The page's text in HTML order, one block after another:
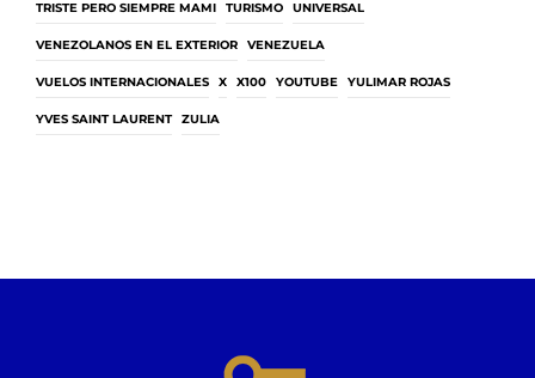
TRISTE PERO SIEMPRE MAMI TURISMO UNIVERSAL
VENEZOLANOS EN EL EXTERIOR VENEZUELA
VUELOS INTERNACIONALES X X100 YOUTUBE YULIMAR ROJAS
YVES SAINT LAURENT ZULIA